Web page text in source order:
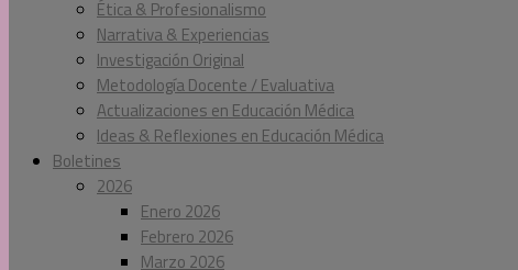
Ética & Profesionalismo
Narrativa & Experiencias
Investigación Original
Metodología Docente / Evaluativa
Actualizaciones en Educación Médica
Ideas & Reflexiones en Educación Médica
Boletines
2026
Enero 2026
Febrero 2026
Marzo 2026